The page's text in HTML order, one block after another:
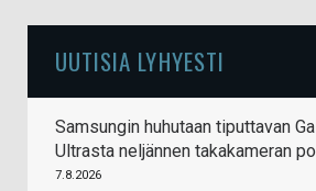
UUTISIA LYHYESTI
Samsungin huhutaan tiputtavan
Ultrasta neljännen takakameran
7.8.2026